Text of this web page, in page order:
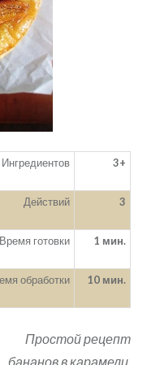
Ингредиентов 3+
Действий 3
Время готовки 1 мин.
обработки 10 мин.
Простой рецепт
бананов в карамели.